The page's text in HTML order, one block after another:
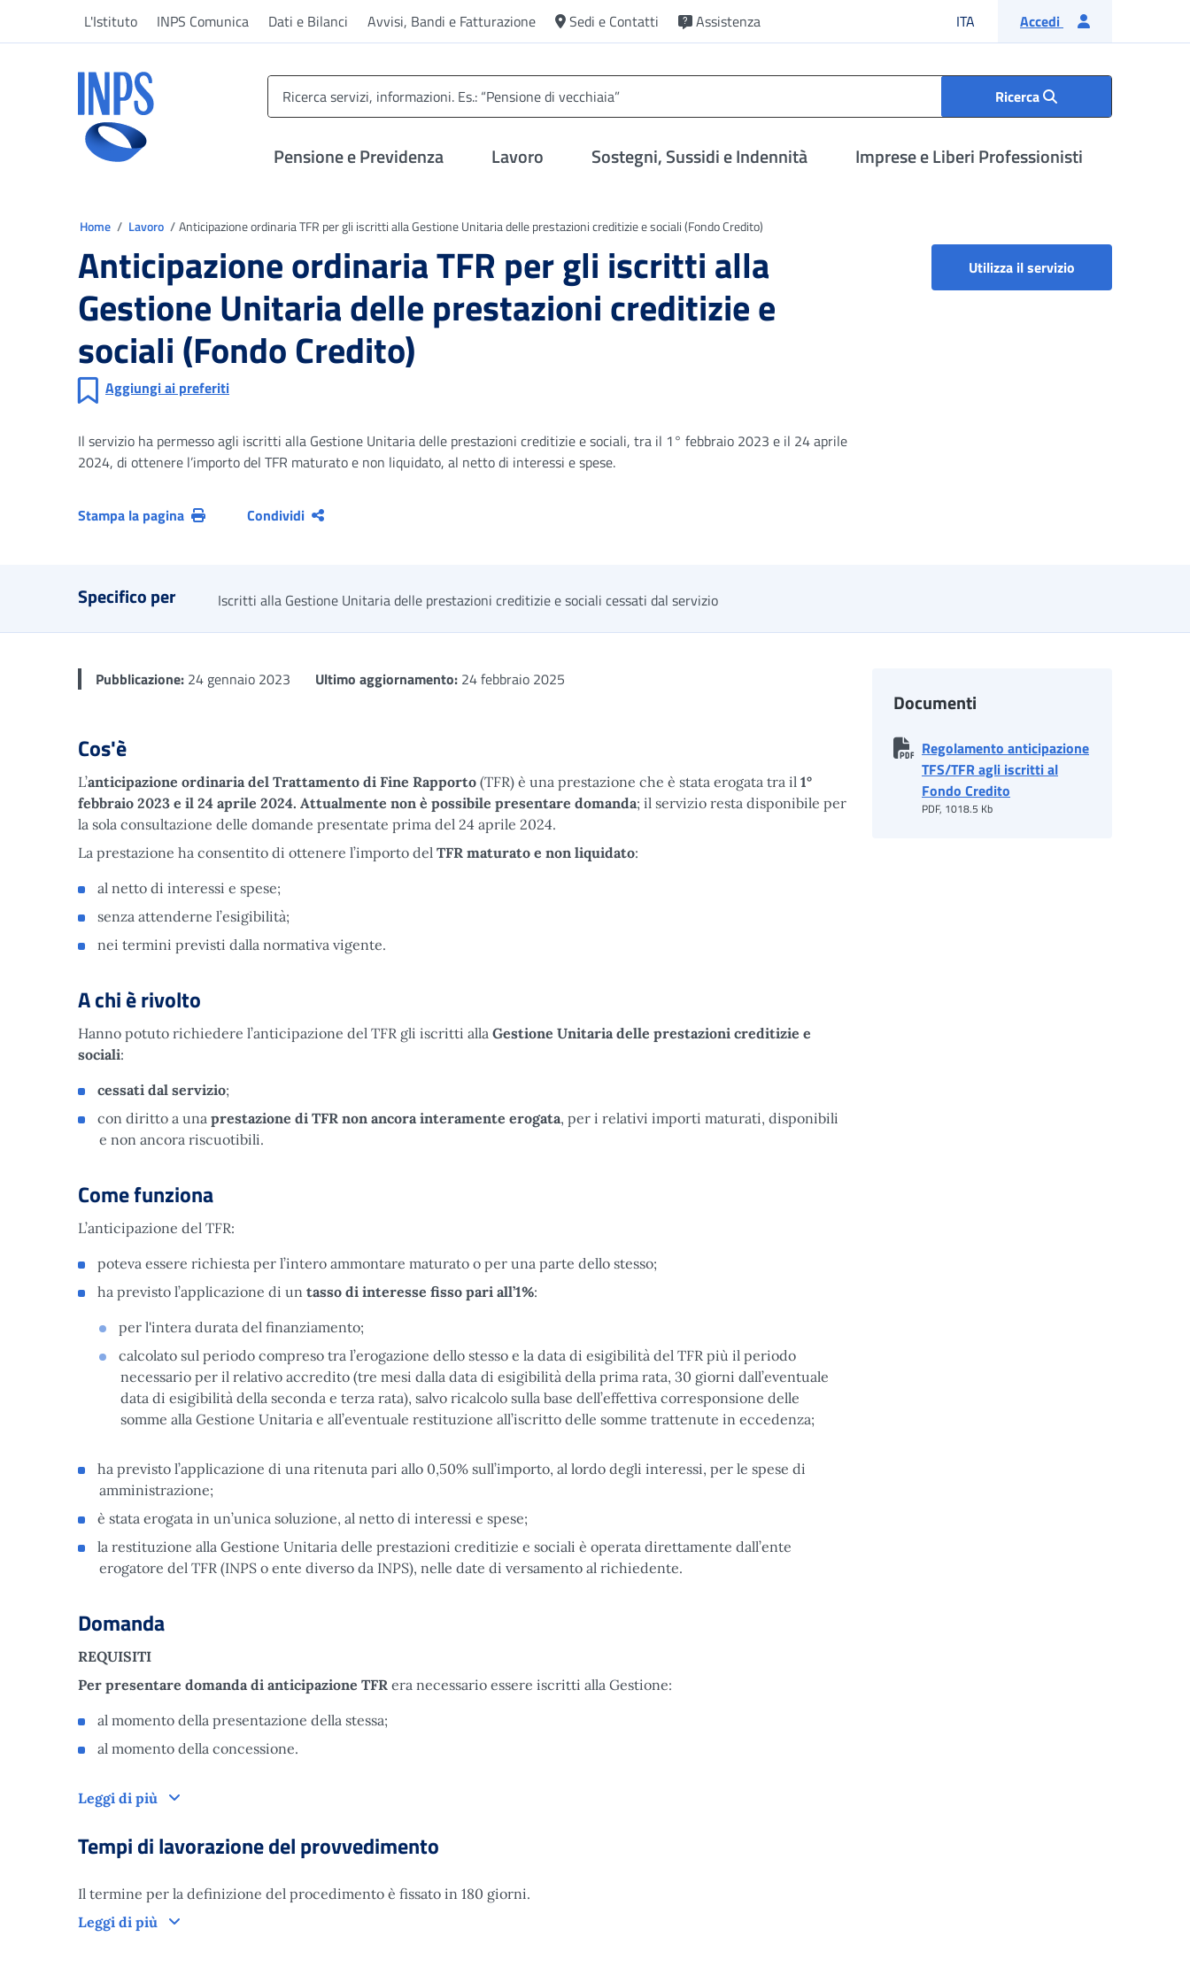
L'Istituto INPS Comunica Dati e Bilanci Avvisi, Bandi e Fatturazione Sedi e Contatti Assistenza ITA Lingua italiana
Accedi
Ricerca
Pensione e Previdenza Lavoro Sostegni, Sussidi e Indennità Imprese e Liberi Professionisti
Home Lavoro Anticipazione ordinaria TFR per gli iscritti alla Gestione Unitaria delle prestazioni creditizie e sociali (Fondo Credito)
Anticipazione ordinaria TFR per gli iscritti alla
Gestione Unitaria delle prestazioni creditizie e
sociali (Fondo Credito)
Aggiungi ai preferiti
Utilizza il servizio
Il servizio ha permesso agli iscritti alla Gestione Unitaria delle prestazioni creditizie e sociali, tra il 1° febbraio 2023 e il 24 aprile
2024, di ottenere l’importo del TFR maturato e non liquidato, al netto di interessi e spese.
Stampa la pagina Condividi
Specifico per Iscritti alla Gestione Unitaria delle prestazioni creditizie e sociali cessati dal servizio
Pubblicazione: 24 gennaio 2023 Ultimo aggiornamento: 24 febbraio 2025
Cos'è
L’anticipazione ordinaria del Trattamento di Fine Rapporto (TFR) è una prestazione che è stata erogata tra il 1°
febbraio 2023 e il 24 aprile 2024. Attualmente non è possibile presentare domanda; il servizio resta disponibile per
la sola consultazione delle domande presentate prima del 24 aprile 2024.
La prestazione ha consentito di ottenere l’importo del TFR maturato e non liquidato:
al netto di interessi e spese;
senza attenderne l’esigibilità;
nei termini previsti dalla normativa vigente.
A chi è rivolto
Hanno potuto richiedere l’anticipazione del TFR gli iscritti alla Gestione Unitaria delle prestazioni creditizie e
sociali:
cessati dal servizio;
con diritto a una prestazione di TFR non ancora interamente erogata, per i relativi importi maturati, disponibili
e non ancora riscuotibili.
Come funziona
L’anticipazione del TFR:
poteva essere richiesta per l’intero ammontare maturato o per una parte dello stesso;
ha previsto l’applicazione di un tasso di interesse fisso pari all’1%:
per l'intera durata del finanziamento;
calcolato sul periodo compreso tra l’erogazione dello stesso e la data di esigibilità del TFR più il periodo
necessario per il relativo accredito (tre mesi dalla data di esigibilità della prima rata, 30 giorni dall’eventuale
data di esigibilità della seconda e terza rata), salvo ricalcolo sulla base dell’effettiva corresponsione delle
somme alla Gestione Unitaria e all’eventuale restituzione all’iscritto delle somme trattenute in eccedenza;
ha previsto l’applicazione di una ritenuta pari allo 0,50% sull’importo, al lordo degli interessi, per le spese di
amministrazione;
è stata erogata in un’unica soluzione, al netto di interessi e spese;
la restituzione alla Gestione Unitaria delle prestazioni creditizie e sociali è operata direttamente dall’ente
erogatore del TFR (INPS o ente diverso da INPS), nelle date di versamento al richiedente.
Domanda
REQUISITI
Per presentare domanda di anticipazione TFR era necessario essere iscritti alla Gestione:
al momento della presentazione della stessa;
al momento della concessione.
Leggi di più Domanda
Tempi di lavorazione del provvedimento
Il termine per la definizione del procedimento è fissato in 180 giorni.
Leggi di più
Documenti
Regolamento anticipazione
TFS/TFR agli iscritti al
Fondo Credito
PDF, 1018.5 Kb